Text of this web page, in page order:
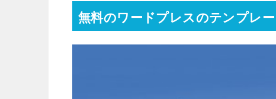
無料のワードプレスのテンプレー